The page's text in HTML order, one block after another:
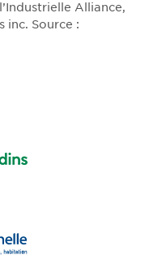
Alliance,
inc. Source :